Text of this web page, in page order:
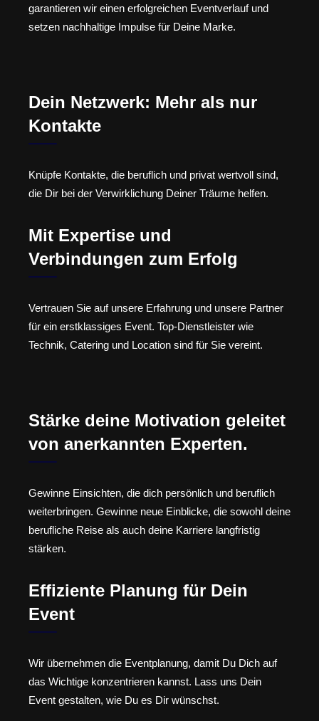
garantieren wir einen erfolgreichen Eventverlauf und
setzen nachhaltige Impulse für Deine Marke.
Dein Netzwerk: Mehr als nur
Kontakte
Knüpfe Kontakte, die beruflich und privat wertvoll sind,
die Dir bei der Verwirklichung Deiner Träume helfen.
Mit Expertise und
Verbindungen zum Erfolg
Vertrauen Sie auf unsere Erfahrung und unsere Partner
für ein erstklassiges Event. Top-Dienstleister wie
Technik, Catering und Location sind für Sie vereint.
Stärke deine Motivation geleitet
von anerkannten Experten.
Gewinne Einsichten, die dich persönlich und beruflich
weiterbringen. Gewinne neue Einblicke, die sowohl deine
berufliche Reise als auch deine Karriere langfristig
stärken.
Effiziente Planung für Dein
Event
Wir übernehmen die Eventplanung, damit Du Dich auf
das Wichtige konzentrieren kannst. Lass uns Dein
Event gestalten, wie Du es Dir wünschst.